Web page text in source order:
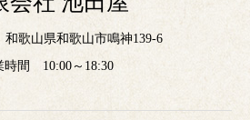
歌山県和歌山市鳴神139-6
時間 10:00～18:30